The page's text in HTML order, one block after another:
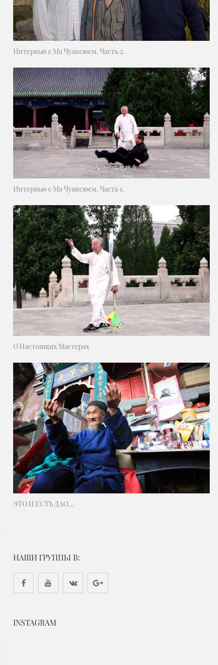
Интервью с Ма Чуансюем. Часть 2.
Интервью с Ма Чуансюем. Часть 1.
О Настоящих Мастерах
ЭТО И ЕСТЬ ДАО…
НАШИ ГРУППЫ В:
INSTAGRAM